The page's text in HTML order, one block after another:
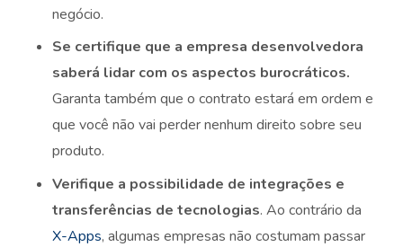
negócio.
Se certifique que a empresa desenvolvedora
saberá lidar com os aspectos burocráticos.
Garanta também que o contrato estará em ordem e
que você não vai perder nenhum direito sobre seu
produto.
Verifique a possibilidade de integrações e
transferências de tecnologias. Ao contrário da
X-Apps, algumas empresas não costumam passar